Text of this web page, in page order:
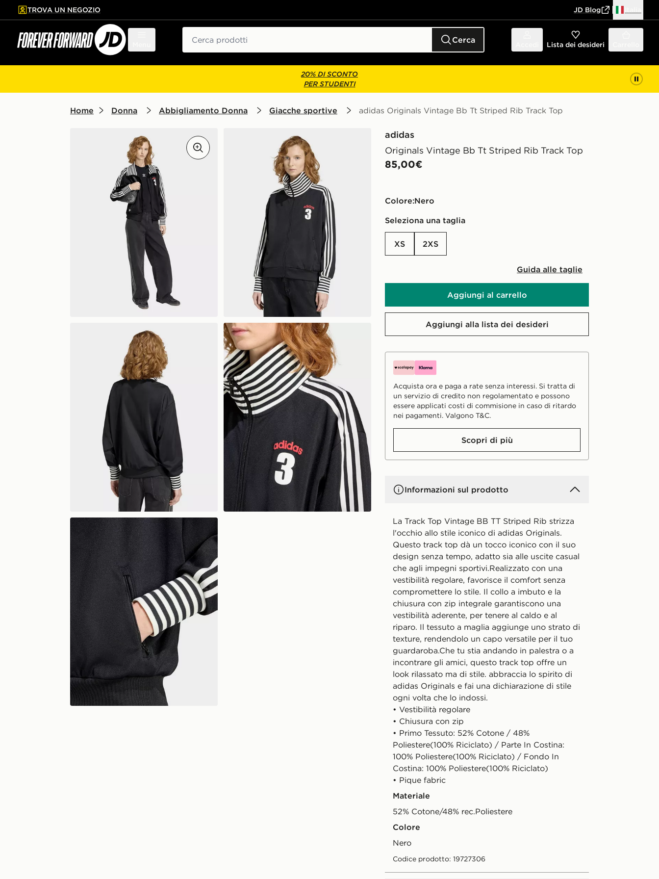
contenuto principale
a fondo pagina
TROVA UN NEGOZIO JD Blog
Cerca Lista dei desideri
20% DI SCONTO
PER STUDENTI
Home Donna Abbigliamento Donna Giacche sportive adidas Originals Vintage Bb Tt Striped Rib Track Top
adidas
Originals Vintage Bb Tt Striped Rib Track Top
85,00€
Colore:
nero
Seleziona una taglia
XS 2XS
Guida alle taglie
Aggiungi al carrello
Aggiungi alla lista dei desideri
Acquista ora e paga a rate senza interessi. Si tratta di
un servizio di credito non regolamentato e possono
essere applicati costi di commisione in caso di ritardo
nei pagamenti. Valgono T&C.
Scopri di più
Informazioni sul prodotto
La Track Top Vintage BB TT Striped Rib strizza
l'occhio allo stile iconico di adidas Originals.
Questo track top dà un tocco iconico con il suo
design senza tempo, adatto sia alle uscite casual
che agli impegni sportivi.Realizzato con una
vestibilità regolare, favorisce il comfort senza
compromettere lo stile. Il collo a imbuto e la
chiusura con zip integrale garantiscono una
vestibilità aderente, per tenere al caldo e al
riparo. Il tessuto a maglia aggiunge uno strato di
texture, rendendolo un capo versatile per il tuo
guardaroba.Che tu stia andando in palestra o a
incontrare gli amici, questo track top offre un
look rilassato ma di stile. abbraccia lo spirito di
adidas Originals e fai una dichiarazione di stile
ogni volta che lo indossi.
• Vestibilità regolare
• Chiusura con zip
• Primo Tessuto: 52% Cotone / 48%
Poliestere(100% Riciclato) / Parte In Costina:
100% Poliestere(100% Riciclato) / Fondo In
Costina: 100% Poliestere(100% Riciclato)
• Pique fabric
Materiale
52% Cotone/48% rec.Poliestere
Colore
nero
Codice prodotto: 19727306